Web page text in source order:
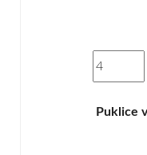
Puklice